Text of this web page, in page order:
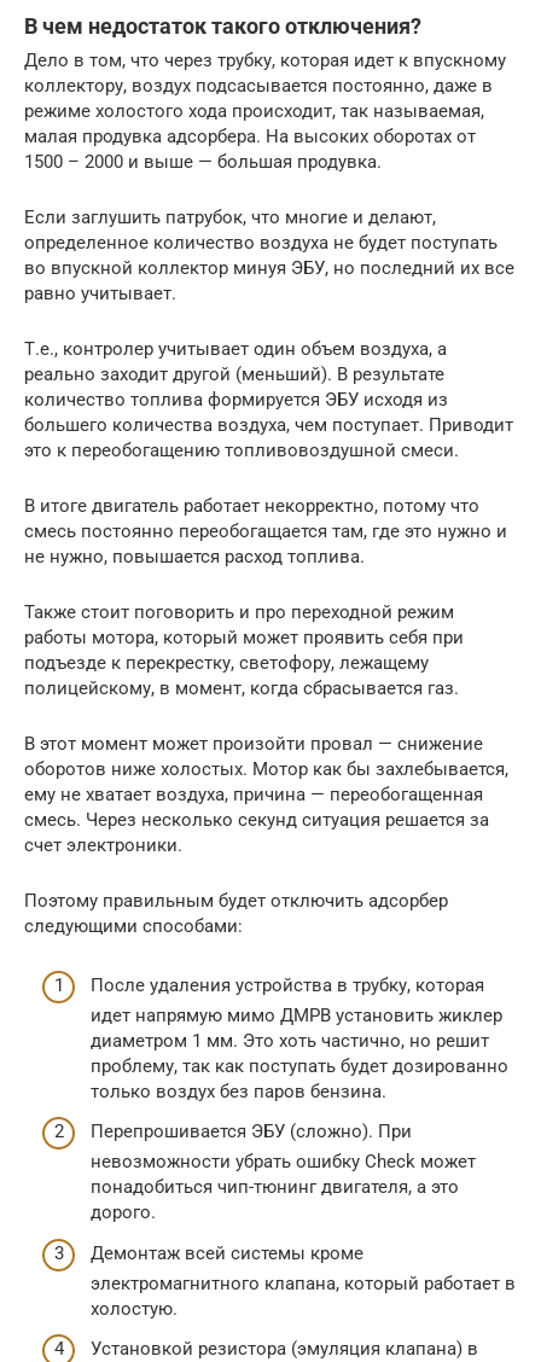
В чем недостаток такого отключения?
Дело в том, что через трубку, которая идет к впускному
коллектору, воздух подсасывается постоянно, даже в
режиме холостого хода происходит, так называемая,
малая продувка адсорбера. На высоких оборотах от
1500 – 2000 и выше — большая продувка.
Если заглушить патрубок, что многие и делают,
определенное количество воздуха не будет поступать
во впускной коллектор минуя ЭБУ, но последний их все
равно учитывает.
Т.е., контролер учитывает один объем воздуха, а
реально заходит другой (меньший). В результате
количество топлива формируется ЭБУ исходя из
большего количества воздуха, чем поступает. Приводит
это к переобогащению топливовоздушной смеси.
В итоге двигатель работает некорректно, потому что
смесь постоянно переобогащается там, где это нужно и
не нужно, повышается расход топлива.
Также стоит поговорить и про переходной режим
работы мотора, который может проявить себя при
подъезде к перекрестку, светофору, лежащему
полицейскому, в момент, когда сбрасывается газ.
В этот момент может произойти провал — снижение
оборотов ниже холостых. Мотор как бы захлебывается,
ему не хватает воздуха, причина — переобогащенная
смесь. Через несколько секунд ситуация решается за
счет электроники.
Поэтому правильным будет отключить адсорбер
следующими способами:
После удаления устройства в трубку, которая
идет напрямую мимо ДМРВ установить жиклер
диаметром 1 мм. Это хоть частично, но решит
проблему, так как поступать будет дозированно
только воздух без паров бензина.
Перепрошивается ЭБУ (сложно). При
невозможности убрать ошибку Check может
понадобиться чип-тюнинг двигателя, а это
дорого.
Демонтаж всей системы кроме
электромагнитного клапана, который работает в
холостую.
Установкой резистора (эмуляция клапана) в